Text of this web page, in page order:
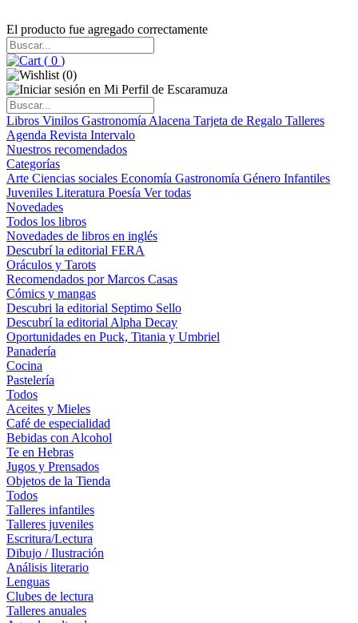
El producto fue agregado correctamente
( 0 )
(0)
Libros Vinilos Gastronomía Alacena Tarjeta de Regalo Talleres
Agenda Revista Intervalo
Nuestros recomendados
Categorías
Arte Ciencias sociales Economía Gastronomía Género Infantiles
Juveniles Literatura Poesía Ver todas
Novedades
Todos los libros
Novedades de libros en inglés
Descubrí la editorial FERA
Oráculos y Tarots
Recomendados por Marcos Casas
Cómics y mangas
Descubri la editorial Septimo Sello
Descubrí la editorial Alpha Decay
Oportunidades en Puck, Titania y Umbriel
Panadería
Cocina
Pastelería
Todos
Aceites y Mieles
Café de especialidad
Bebidas con Alcohol
Te en Hebras
Jugos y Prensados
Objetos de la Tienda
Todos
Talleres infantiles
Talleres juveniles
Escritura/Lectura
Dibujo / Ilustración
Análisis literario
Lenguas
Clubes de lectura
Talleres anuales